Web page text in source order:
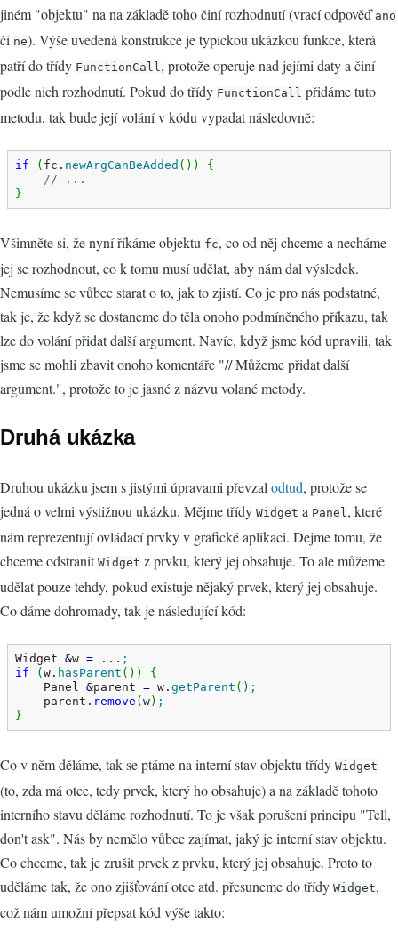
jiném "objektu" na na základě toho činí rozhodnutí (vrací odpověď ano
či ne). Výše uvedená konstrukce je typickou ukázkou funkce, která
patří do třídy FunctionCall, protože operuje nad jejími daty a činí
podle nich rozhodnutí. Pokud do třídy FunctionCall přidáme tuto
metodu, tak bude její volání v kódu vypadat následovně:
if ( fc. newArgCanBeAdded ( ) )
{
// ...
}
Všimněte si, že nyní říkáme objektu fc, co od něj chceme a necháme
jej se rozhodnout, co k tomu musí udělat, aby nám dal výsledek.
Nemusíme se vůbec starat o to, jak to zjistí. Co je pro nás podstatné,
tak je, že když se dostaneme do těla onoho podmíněného příkazu, tak
lze do volání přidat další argument. Navíc, když jsme kód upravili, tak
jsme se mohli zbavit onoho komentáře "// Můžeme přidat další
argument.", protože to je jasné z názvu volané metody.
Druhá ukázka
Druhou ukázku jsem s jistými úpravami převzal odtud, protože se
jedná o velmi výstižnou ukázku. Mějme třídy Widget a Panel, které
nám reprezentují ovládací prvky v grafické aplikaci. Dejme tomu, že
chceme odstranit Widget z prvku, který jej obsahuje. To ale můžeme
udělat pouze tehdy, pokud existuje nějaký prvek, který jej obsahuje.
Co dáme dohromady, tak je následující kód:
Widget &w = ... ;
if
( w. hasParent ( ) )
{
    Panel
&parent = w. getParent ( ) ;
    parent.
remove ( w) ;
}
Co v něm děláme, tak se ptáme na interní stav objektu třídy Widget
(to, zda má otce, tedy prvek, který ho obsahuje) a na základě tohoto
interního stavu děláme rozhodnutí. To je však porušení principu "Tell,
don't ask". Nás by nemělo vůbec zajímat, jaký je interní stav objektu.
Co chceme, tak je zrušit prvek z prvku, který jej obsahuje. Proto to
uděláme tak, že ono zjišťování otce atd. přesuneme do třídy Widget,
což nám umožní přepsat kód výše takto: